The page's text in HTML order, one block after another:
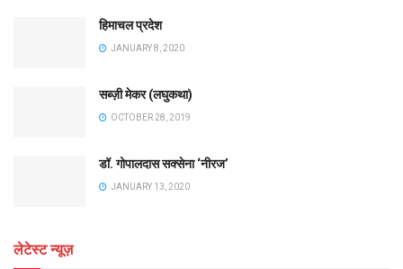
हिमाचल प्रदेश
JANUARY 8, 2020
सब्ज़ी मेकर (लघुकथा)
OCTOBER 28, 2019
डॉ. गोपालदास सक्सेना ‘नीरज’
JANUARY 13, 2020
लेटेस्ट न्यूज़